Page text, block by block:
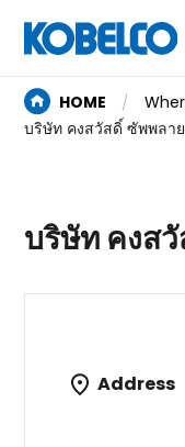
HOME
บริษัท คงสวัสดิ์ ซัพพลา
บริษัท คงส
Address